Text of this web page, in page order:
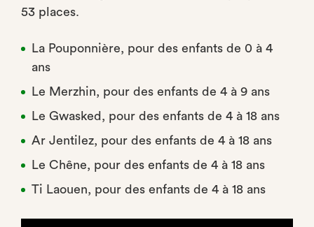
53 places.
La Pouponnière, pour des enfants de 0 à 4
ans
Le Merzhin, pour des enfants de 4 à 9 ans
Le Gwasked, pour des enfants de 4 à 18 ans
Ar Jentilez, pour des enfants de 4 à 18 ans
Le Chêne, pour des enfants de 4 à 18 ans
Ti Laouen, pour des enfants de 4 à 18 ans